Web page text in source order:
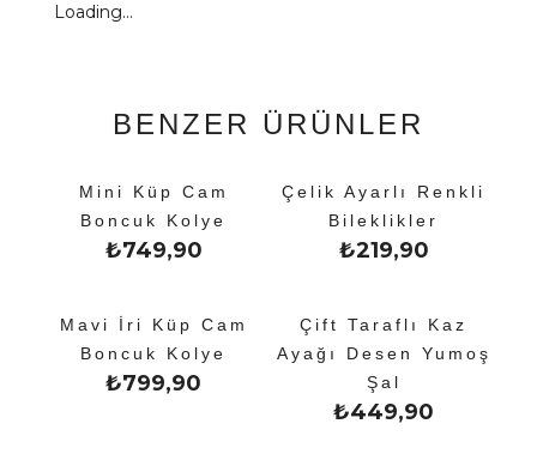
Loading...
BENZER ÜRÜNLER
Mini Küp Cam
Boncuk Kolye
₺749,90
Çelik Ayarlı Renkli
Bileklikler
₺219,90
Mavi İri Küp Cam
Boncuk Kolye
₺799,90
Çift Taraflı Kaz
Ayağı Desen Yumoş
Şal
₺449,90